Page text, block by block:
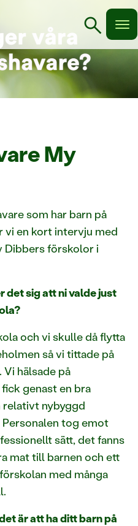
search
My
som har barn på
vi en kort intervju med
Dibbers förskolor i
det sig att ni valde just
och vi skulle då flytta
så vi tittade på
hälsade på
genast en bra
relativt nybyggd
tog emot
sätt, det fanns
mat till barnen och ett
med många
är att ha ditt barn på